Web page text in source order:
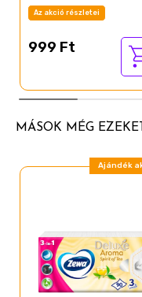
Az akció részletei
999 Ft
MÁSOK MÉG
Ajándék